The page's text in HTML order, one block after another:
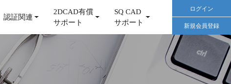
認証関連
2DCAD有償
サポート
SQ CAD
サポート
ログイン
新規会員登録